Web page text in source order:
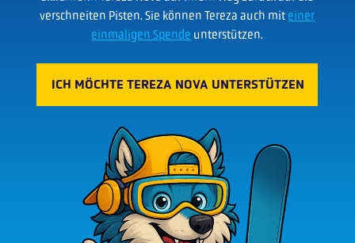
verschneiten Pisten. Sie können Tereza auch mit einer
einmaligen Spende unterstützen.
ICH MÖCHTE TEREZA NOVA UNTERSTÜTZEN